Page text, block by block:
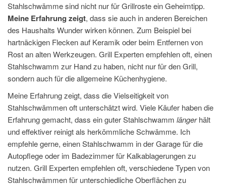
Stahlschwämme sind nicht nur für Grillroste ein Geheimtipp.
Meine Erfahrung zeigt, dass sie auch in anderen Bereichen
des Haushalts Wunder wirken können. Zum Beispiel bei
hartnäckigen Flecken auf Keramik oder beim Entfernen von
Rost an alten Werkzeugen. Grill Experten empfehlen oft, einen
Stahlschwamm zur Hand zu haben, nicht nur für den Grill,
sondern auch für die allgemeine Küchenhygiene.
Meine Erfahrung zeigt, dass die Vielseitigkeit von
Stahlschwämmen oft unterschätzt wird. Viele Käufer haben die
Erfahrung gemacht, dass ein guter Stahlschwamm längerhält
und effektiver reinigt als herkömmliche Schwämme. Ich
empfehle gerne, einen Stahlschwamm in der Garage für die
Autopflege oder im Badezimmer für Kalkablagerungen zu
nutzen. Grill Experten empfehlen oft, verschiedene Typen von
Stahlschwämmen für unterschiedliche Oberflächen zu